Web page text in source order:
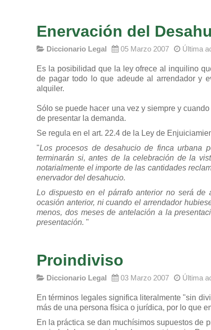
Enervación del
Diccionario Legal 05 Marzo 2007 Última
Es la posibilidad que la ley ofrece al inquilino
de pagar todo lo que adeude al arrendador y
alquiler.
Sólo se puede hacer una vez y siempre y
de presentar la demanda.
Se regula en el art. 22.4 de la Ley de
"Los procesos de desahucio de finca urbana
terminarán si, antes de la celebración de la
notarialmente el importe de las cantidades
enervador del desahucio.
Lo dispuesto en el párrafo anterior no será de
ocasión anterior, ni cuando el arrendador
menos, dos meses de antelación a la
presentación. "
Proindiviso
Diccionario Legal 03 Marzo 2007 Última
En términos legales significa literalmente "sin
más de una persona física o jurídica, por lo que
En la práctica se dan muchísimos supuestos de